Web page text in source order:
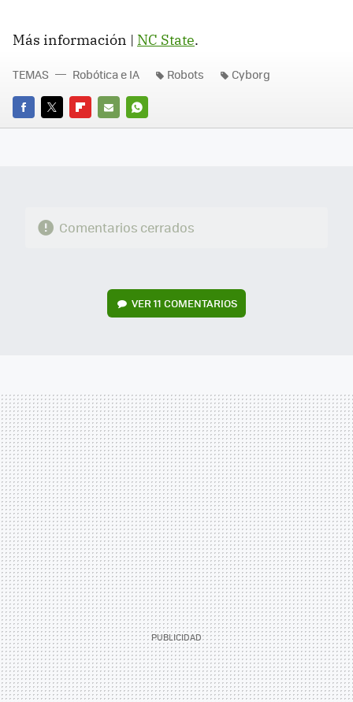
Más información | NC State.
FACEBOOK
TWITTERFLIPBOARD
E-
WHATSAPP
TEMAS Robótica e IA Robots Cyborg
Comentarios cerrados
VER11 COMENTARIOS